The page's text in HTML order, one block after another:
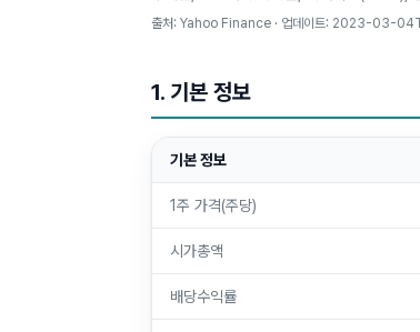
출처: Yahoo Finance · 업데이트: 2023-03-
1. 기본 정보
기본 정보
1주 가격(주당)
시가총액
배당수익률